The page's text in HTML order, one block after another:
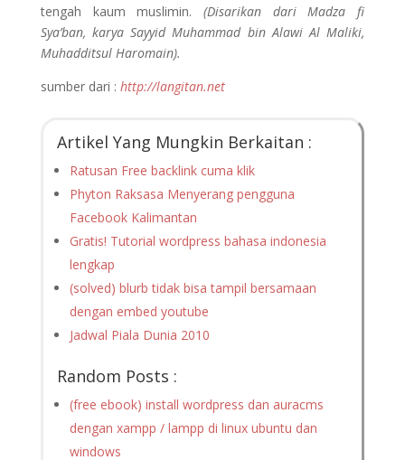
tengah kaum muslimin. (Disarikan dari Madza fi
Sya’ban, karya Sayyid Muhammad bin Alawi Al Maliki,
Muhadditsul Haromain).
sumber dari : http://langitan.net
Artikel Yang Mungkin Berkaitan :
Ratusan Free backlink cuma klik
Phyton Raksasa Menyerang pengguna
Facebook Kalimantan
Gratis! Tutorial wordpress bahasa indonesia
lengkap
(solved) blurb tidak bisa tampil bersamaan
dengan embed youtube
Jadwal Piala Dunia 2010
Random Posts :
(free ebook) install wordpress dan auracms
dengan xampp / lampp di linux ubuntu dan
windows